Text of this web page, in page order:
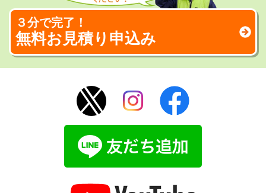
３分で完了！
無料お見積り申込み